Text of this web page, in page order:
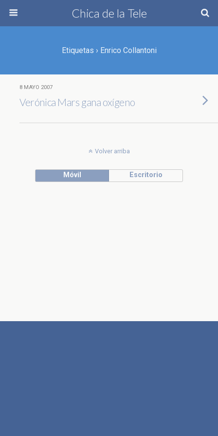
Chica de la Tele
Etiquetas › Enrico Collantoni
8 MAYO 2007
Verónica Mars gana oxígeno
Volver arriba
Móvil Escritorio